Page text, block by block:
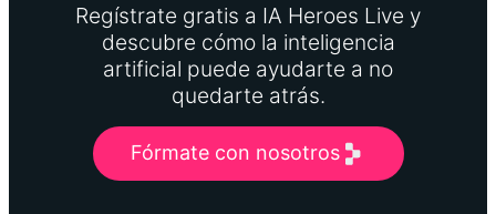
Regístrate gratis a IA Heroes Live y
descubre cómo la inteligencia
artificial puede ayudarte a no
quedarte atrás.
Fórmate con nosotros